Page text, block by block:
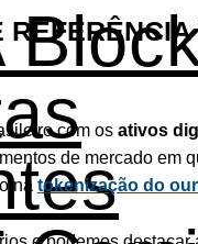
com os ativos
de mercado em
na tokenização do